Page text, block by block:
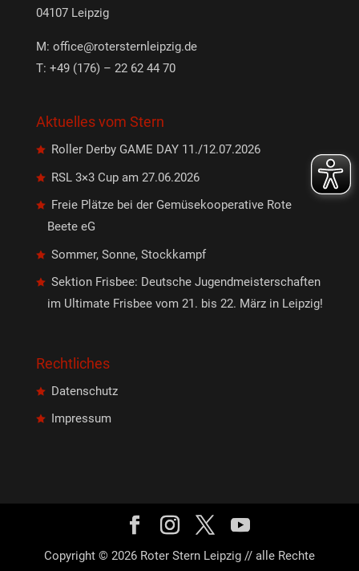
04107 Leipzig
M: office@rotersternleipzig.de
T: +49 (176) – 22 62 44 70
Aktuelles vom Stern
Roller Derby GAME DAY 11./12.07.2026
RSL 3×3 Cup am 27.06.2026
Freie Plätze bei der Gemüsekooperative Rote
Beete eG
Sommer, Sonne, Stockkampf
Sektion Frisbee: Deutsche Jugendmeisterschaften
im Ultimate Frisbee vom 21. bis 22. März in Leipzig!
Rechtliches
Datenschutz
Impressum
Copyright © 2026 Roter Stern Leipzig // alle Rechte